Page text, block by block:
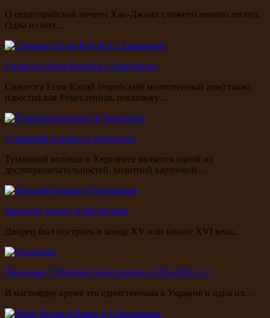
О евпаторийской мечети Хан-Джами сложено немало легенд.
Одна из них…
Синагога Егия-Капай в г. Евпатория
Синагога Егия-Капай (еврейский молитвенный дом) также
известна как Ремесленная, поскольку…
Туманный колокол в Херсонесе
Туманный колокол в Херсонесе является одной из
достопримечательностей, визитной карточкой…
Ханский дворец в Бахчисарае
Дворец был построен в конце XV или начале XVI века…
Панорама "Оборона Севастополя в 1854–1855 гг."
В настоящее время это единственная в Украине и одна из…